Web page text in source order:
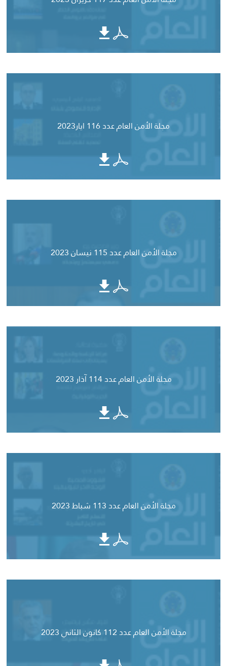
مجلة الأمن العام عدد 116 ايار2023
مجلة الأمن العام عدد 115 نيسان 2023
مجلة الأمن العام عدد 114 آذار 2023
مجلة الأمن العام عدد 113 شباط 2023
مجلة الأمن العام عدد 112 كانون الثاني 2023